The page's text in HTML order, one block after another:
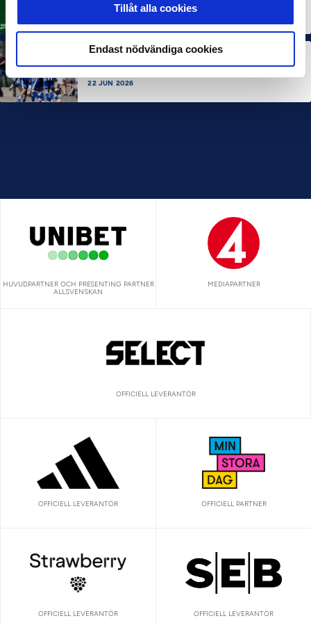
Tillåt alla cookies
Endast nödvändiga cookies
Rösta på Månadens Tränare i juni
3 JUL 2026
22 JUN 2026
HUVUDPARTNER OCH PRESENTING PARTNER
ALLSVENSKAN
MEDIAPARTNER
OFFICIELL LEVERANTÖR
OFFICIELL LEVERANTÖR OFFICIELL PARTNER
OFFICIELL LEVERANTÖR OFFICIELL LEVERANTÖR